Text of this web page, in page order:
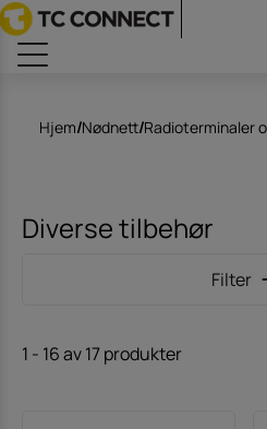
Hjem/Nødnett/Radioterminaler
Diverse tilbehør
Filter
1 - 16av17produkter